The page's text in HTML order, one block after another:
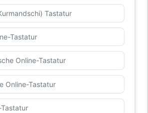
Tastatur
Tastatur
Online-Tastatur
Online-Tastatur